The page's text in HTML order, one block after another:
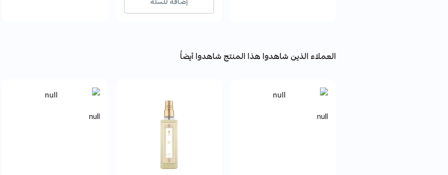
العملاء الذين شاهدوا هذا المنتج شاهدوا أيضاً
null
null